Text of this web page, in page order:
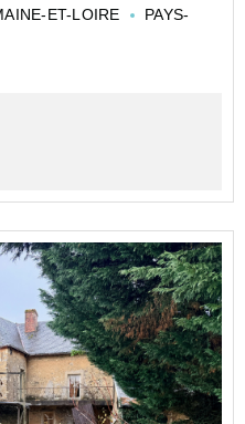
ET-LOIRE
PAYS-